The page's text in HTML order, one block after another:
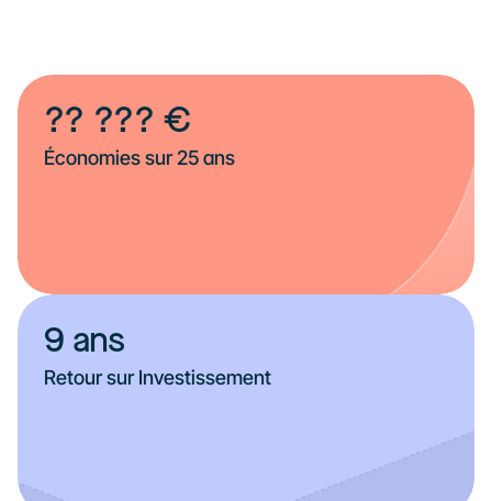
9 ans
Retour sur Investissement
?? ??? €
Économies sur 25 ans